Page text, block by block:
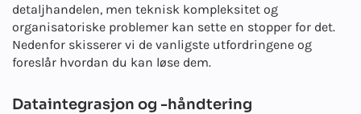
detaljhandelen, men teknisk kompleksitet og
organisatoriske problemer kan sette en stopper for det.
Nedenfor skisserer vi de vanligste utfordringene og
foreslår hvordan du kan løse dem.
Dataintegrasjon og -håndtering